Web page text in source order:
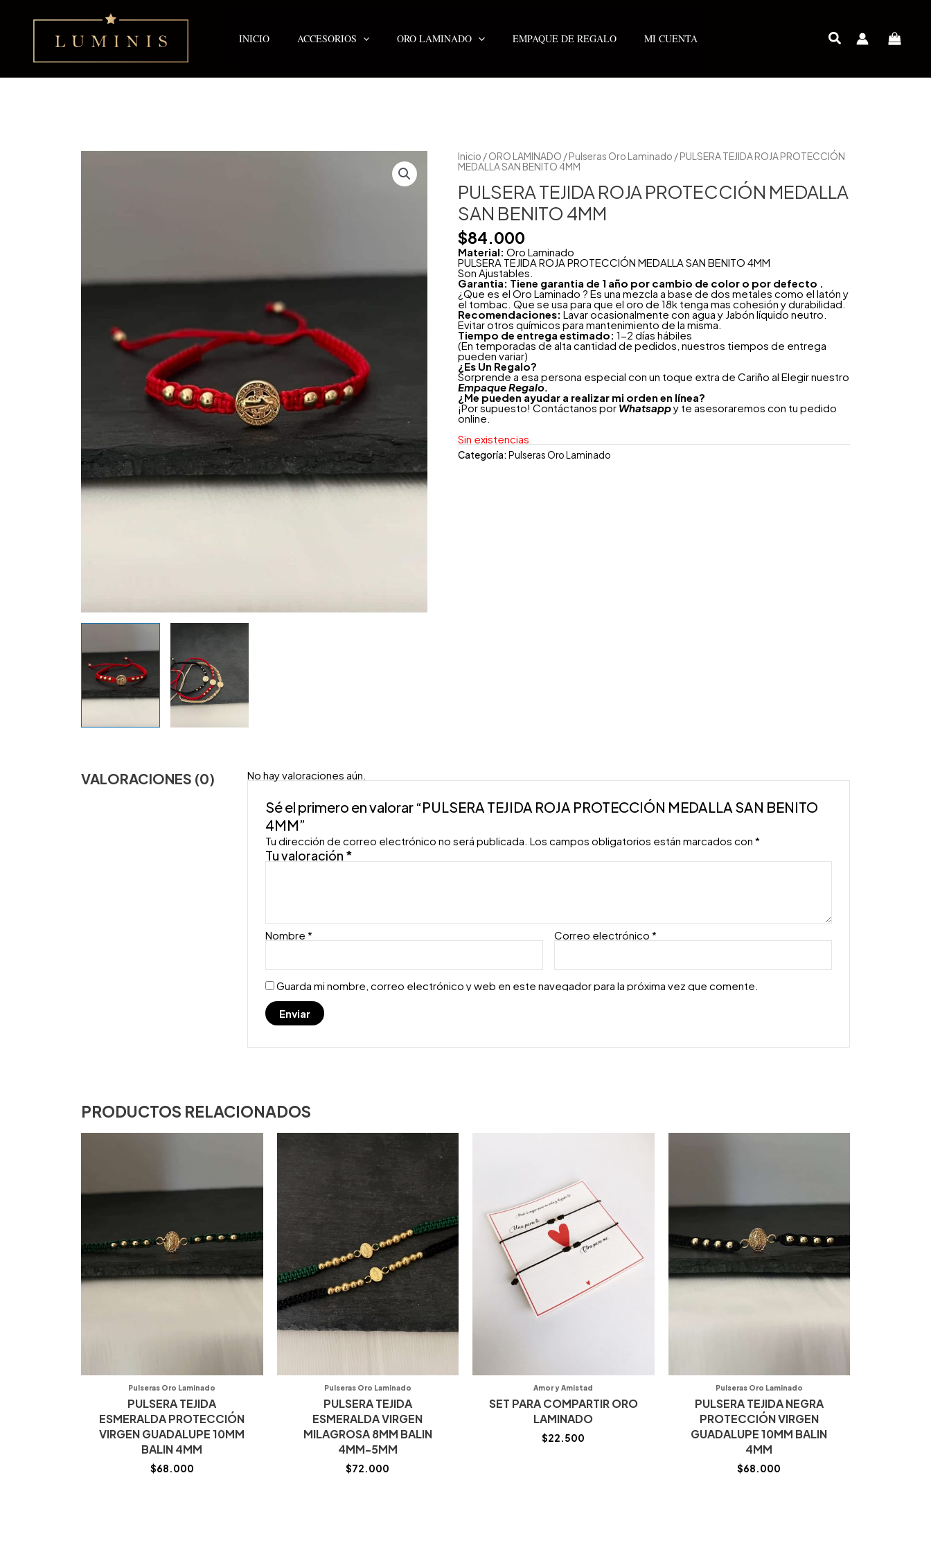
contenido
INICIO
ACCESORIOS ORO LAMINADO EMPAQUE DE REGALO MI CUENTA
Inicio /ORO LAMINADO /Pulseras Oro Laminado / PULSERA TEJIDA ROJA PROTECCIÓN
MEDALLA SAN BENITO 4MM
PULSERA TEJIDA ROJA PROTECCIÓN MEDALLA
SAN BENITO 4MM
$84.000
Material: Oro Laminado
PULSERA TEJIDA ROJA PROTECCIÓN MEDALLA SAN BENITO 4MM
Son Ajustables.
Garantia: Tiene garantia de 1 año por cambio de color o por defecto .
¿Que es el Oro Laminado ? Es una mezcla a base de dos metales como el latón y
el tombac. Que se usa para que el oro de 18k tenga mas cohesión y durabilidad.
Recomendaciones: Lavar ocasionalmente con agua y Jabón líquido neutro.
Evitar otros químicos para mantenimiento de la misma.
Tiempo de entrega estimado: 1-2 días hábiles
(En temporadas de alta cantidad de pedidos, nuestros tiempos de entrega
pueden variar)
¿ Es Un Regalo?
Sorprende a esa persona especial con un toque extra de Cariño al Elegir nuestro
Empaque Regalo.
¿Me pueden ayudar a realizar mi orden en línea?
¡Por supuesto! Contáctanos por Whatsappy te asesoraremos con tu pedido
online.
Sin existencias
Categoría: Pulseras Oro Laminado
VALORACIONES (0) No hay valoraciones aún.
Sé el primero en valorar “PULSERA TEJIDA ROJA PROTECCIÓN MEDALLA SAN BENITO
4MM”
Tu dirección de correo electrónico no será publicada. Los campos obligatorios están marcados con*
Tu valoración *
Nombre* Correo electrónico*
Guarda mi nombre, correo electrónico y web en este navegador para la próxima vez que comente.
PRODUCTOS RELACIONADOS
Pulseras Oro Laminado
PULSERA TEJIDA
ESMERALDA PROTECCIÓN
VIRGEN GUADALUPE 10MM
BALIN 4MM
$68.000
Pulseras Oro Laminado
PULSERA TEJIDA
ESMERALDA VIRGEN
MILAGROSA 8MM BALIN
4MM-5MM
$72.000
Amor y Amistad
SET PARA COMPARTIR ORO
LAMINADO
$22.500
Pulseras Oro Laminado
PULSERA TEJIDA NEGRA
PROTECCIÓN VIRGEN
GUADALUPE 10MM BALIN
4MM
$68.000